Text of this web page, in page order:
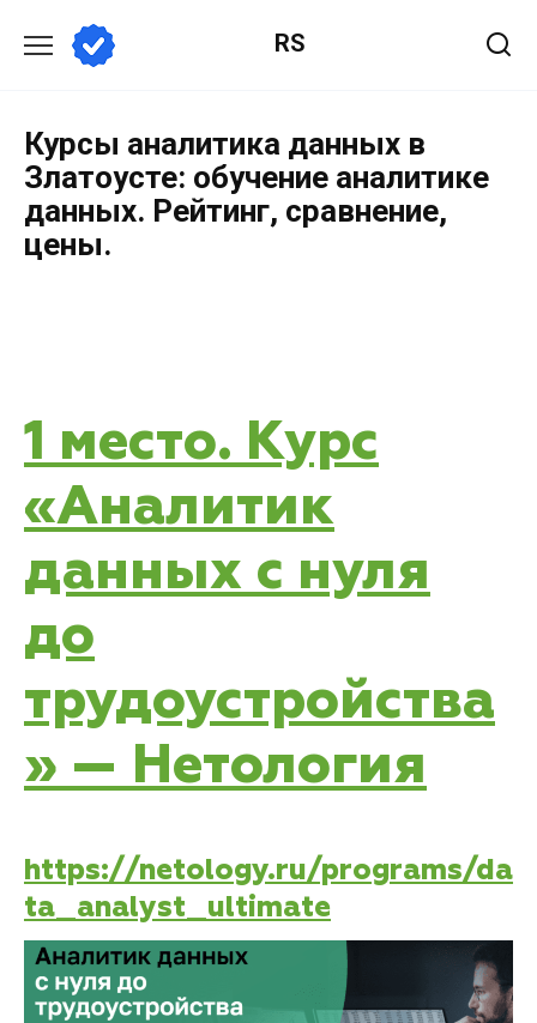
RS
Курсы аналитика данных в
Златоусте: обучение аналитике
данных. Рейтинг, сравнение,
цены.
1 место. Курс
«Аналитик
данных с нуля
до
трудоустройства
» — Нетология
https://netology.ru/programs/da
ta_analyst_ultimate